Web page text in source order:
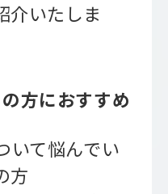
介いたしま
方におすすめ
いて悩んでい
方